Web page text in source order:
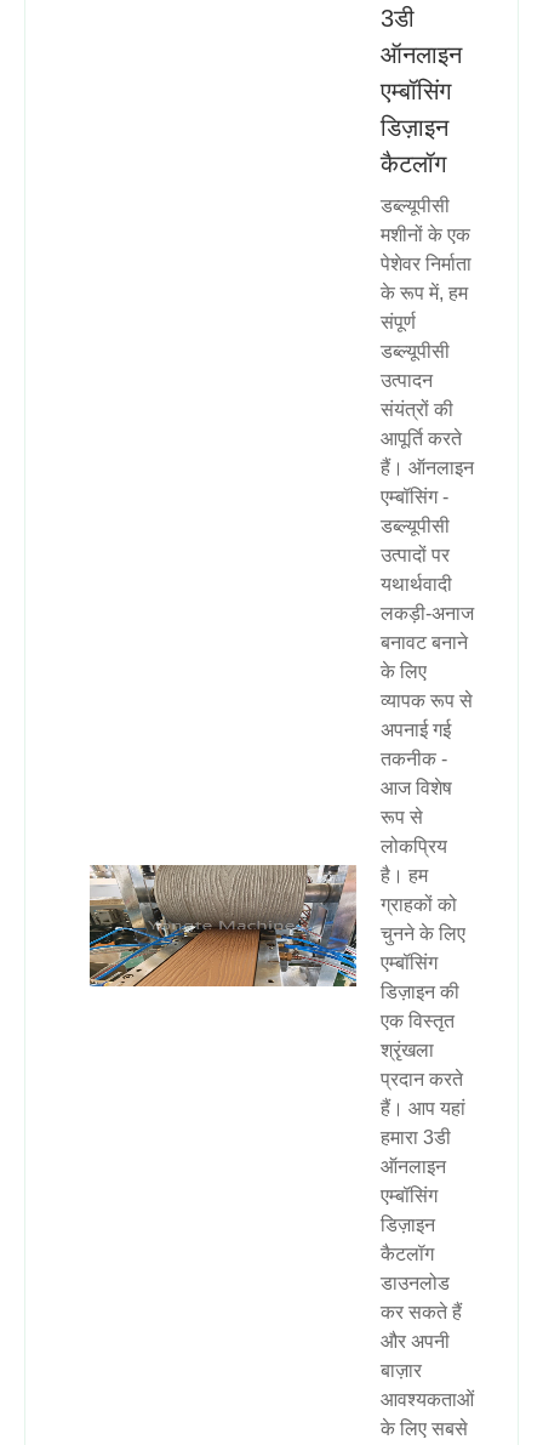
3डी
ऑनलाइन
एम्बॉसिंग
डिज़ाइन
कैटलॉग
डब्ल्यूपीसी
मशीनों के एक
पेशेवर निर्माता
के रूप में, हम
संपूर्ण
डब्ल्यूपीसी
उत्पादन
संयंत्रों की
आपूर्ति करते
हैं। ऑनलाइन
एम्बॉसिंग -
डब्ल्यूपीसी
उत्पादों पर
यथार्थवादी
लकड़ी-अनाज
बनावट बनाने
के लिए
व्यापक रूप से
अपनाई गई
तकनीक -
आज विशेष
रूप से
लोकप्रिय
है। हम
ग्राहकों को
चुनने के लिए
एम्बॉसिंग
डिज़ाइन की
एक विस्तृत
श्रृंखला
प्रदान करते
हैं। आप यहां
हमारा 3डी
ऑनलाइन
एम्बॉसिंग
डिज़ाइन
कैटलॉग
डाउनलोड
कर सकते हैं
और अपनी
बाज़ार
आवश्यकताओं
के लिए सबसे